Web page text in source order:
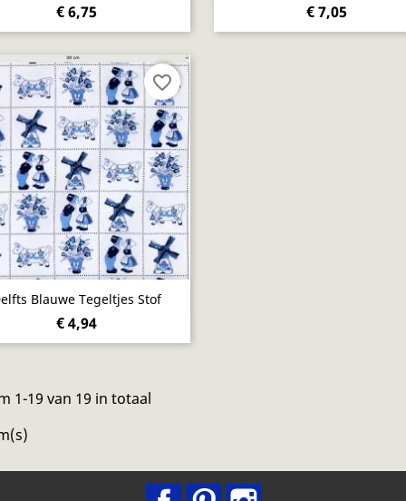
€ 6,75 € 7,05
Blauwe Tegeltjes Stof
€ 4,94
Snel bekijken
favorite_border
1-19 van 19 in totaal
FacebookPinterest